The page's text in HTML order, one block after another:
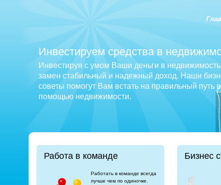
Инвестируем средства в
Инвестируя с умом Ваши деньги в
замен стабильный и надежный доход. Наши
советы помогут Вам встать на правильный путь
помощью недвижимости.
Работа в команде
Работать в команде всегда
лучше чем по одиночке.
Бизнес